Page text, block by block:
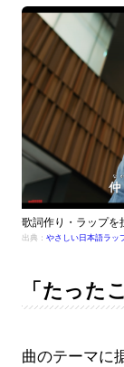
歌詞作り・ラップを
出典： やさしい日本語ラッ
「たった
曲のテーマに